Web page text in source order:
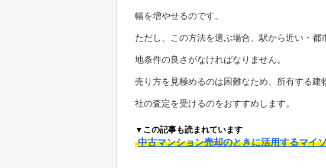
幅を増やせるのです。
ただし、この方法を選ぶ場合、駅から近い・
地条件の良さがなければなりません。
売り方を見極めるのは困難なため、所有する
社の査定を受けるのをおすすめします。
▼この記事も読まれています
中古マンション売却のときに活用するマイ